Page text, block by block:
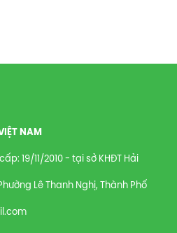
NAM
19/11/2010 - tại sở KHĐT Hải
Lê Thanh Nghị, Thành Phố